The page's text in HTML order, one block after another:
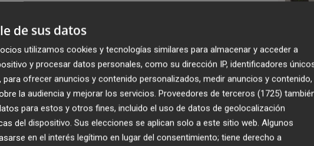
1Una
daños
2El
del Fondo de Reestructuración Ordenada Bancaria
su participación actual.
el presidente de Bankia "un paso más, quizá
de las ayudas públicas recibidas por la
dividendo.
de sus datos
utilizamos cookies y tecnologías similares para almacenar y acceder a
y procesar datos personales, como su dirección IP, identificadores
para ofrecer anuncios y contenido personalizados, medir anuncios y contenido,
la audiencia y mejorar los servicios. Proveedores de terceros (1725)
para estos y otros fines, incluido el uso de datos de geolocalización
del dispositivo. Sus elecciones se aplican solo a este sitio web. Algunos
en el interés legítimo en lugar del consentimiento; tiene derecho a